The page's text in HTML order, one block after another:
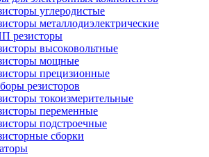
углеродистые
металлодиэлектрические
резисторы
высоковольтные
мощные
прецизионные
резисторов
токоизмерительные
переменные
подстроечные
сборки